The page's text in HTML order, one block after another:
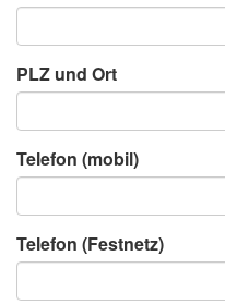
PLZ und Ort
Telefon (mobil)
Telefon (Festnetz)